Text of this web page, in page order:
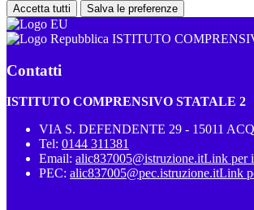
Accetta tutti Salva le preferenze
ISTITUTO
Contatti
ISTITUTO COMPRENSIVO STATALE 2
VIA S. DEFENDENTE 29 - 15011
Tel: 0144 311381
Email: alic837005@istruzione.itLink per
PEC: alic837005@pec.istruzione.itLink